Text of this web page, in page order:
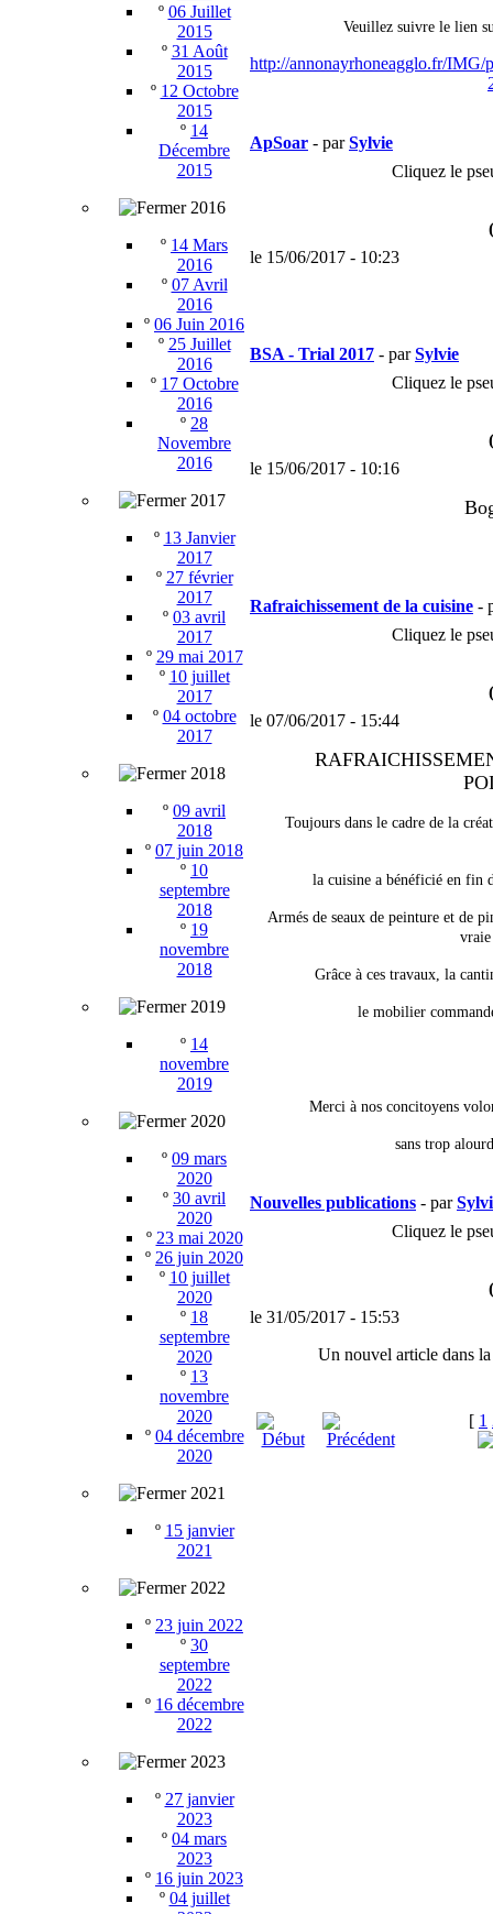
º 06 Juillet
2015
º 31 Août
2015
º 12 Octobre
2015
º 14
Décembre
2015
2016
º 14 Mars
2016
º 07 Avril
2016
º 06 Juin 2016
º 25 Juillet
2016
º 17 Octobre
2016
º 28
Novembre
2016
2017
º 13 Janvier
2017
º 27 février
2017
º 03 avril
2017
º 29 mai 2017
º 10 juillet
2017
º 04 octobre
2017
2018
º 09 avril
2018
º 07 juin 2018
º 10
septembre
2018
º 19
novembre
2018
2019
º 14
novembre
2019
2020
º 09 mars
2020
º 30 avril
2020
º 23 mai 2020
º 26 juin 2020
º 10 juillet
2020
º 18
septembre
2020
º 13
novembre
2020
º 04 décembre
2020
2021
º 15 janvier
2021
2022
º 23 juin 2022
º 30
septembre
2022
º 16 décembre
2022
2023
º 27 janvier
2023
º 04 mars
2023
º 16 juin 2023
º 04 juillet
Veuillez suivre le lien
http://annonayrhoneagglo.fr/IMG/
ApSoar - parSylvie
Cliquez le
le 15/06/2017 - 10:23
BSA - Trial 2017 - parSylvie
Cliquez le
le 15/06/2017 - 10:16
Rafraichissement de la cuisine -
Cliquez le
le 07/06/2017 - 15:44
Toujours dans le cadre de la
la cuisine a bénéficié en fin
Armés de seaux de peinture et de
Grâce à ces travaux, la
le mobilier
Merci à nos concitoyens
sans trop
Nouvelles publications - par
Cliquez le
le 31/05/2017 - 15:53
Un nouvel article dans
[ 1